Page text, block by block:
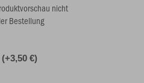
nicht
Bestellung
€)